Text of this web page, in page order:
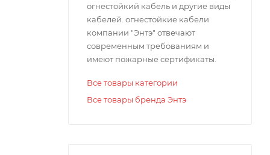
огнестойкий кабель и другие виды
кабелей. огнестойкие кабели
компании "Энтэ" отвечают
современным требованиям и
имеют пожарные сертификаты.
Все товары категории
Все товары бренда Энтэ